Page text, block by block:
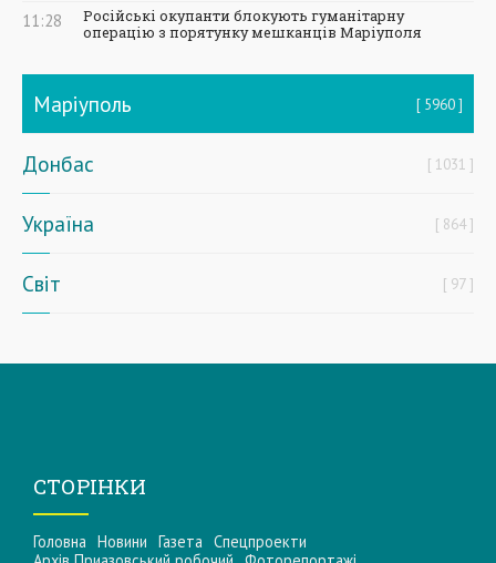
11:28
Російські окупанти блокують гуманітарну
операцію з порятунку мешканців Маріуполя
Маріуполь 5960
Донбас 1031
Україна 864
Світ 97
СТОРІНКИ
Головна Новини Газета Спецпроекти